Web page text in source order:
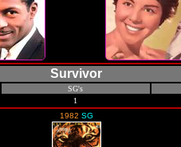
Survivor
SG's
1
1982 SG